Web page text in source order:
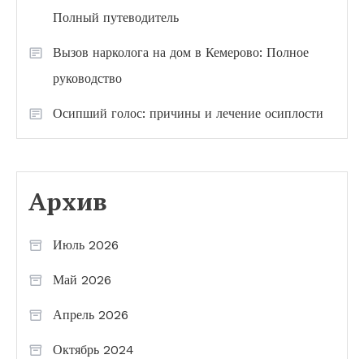
Полный путеводитель
Вызов нарколога на дом в Кемерово: Полное
руководство
Осипший голос: причины и лечение осиплости
Архив
Июль 2026
Май 2026
Апрель 2026
Октябрь 2024